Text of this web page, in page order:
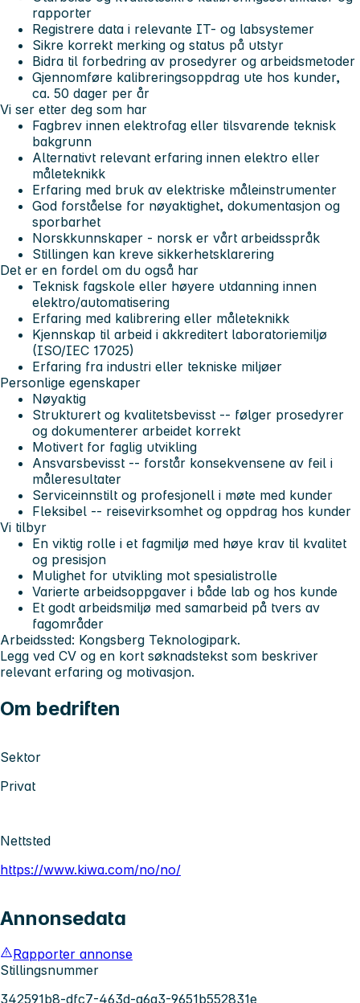
rapporter
Registrere data i relevante IT- og labsystemer
Sikre korrekt merking og status på utstyr
Bidra til forbedring av prosedyrer og arbeidsmetoder
Gjennomføre kalibreringsoppdrag ute hos kunder,
ca. 50 dager per år
Vi ser etter deg som har
Fagbrev innen elektrofag eller tilsvarende teknisk
bakgrunn
Alternativt relevant erfaring innen elektro eller
måleteknikk
Erfaring med bruk av elektriske måleinstrumenter
God forståelse for nøyaktighet, dokumentasjon og
sporbarhet
Norskkunnskaper - norsk er vårt arbeidsspråk
Stillingen kan kreve sikkerhetsklarering
Det er en fordel om du også har
Teknisk fagskole eller høyere utdanning innen
elektro/automatisering
Erfaring med kalibrering eller måleteknikk
Kjennskap til arbeid i akkreditert laboratoriemiljø
(ISO/IEC 17025)
Erfaring fra industri eller tekniske miljøer
Personlige egenskaper
Nøyaktig
Strukturert og kvalitetsbevisst -- følger prosedyrer
og dokumenterer arbeidet korrekt
Motivert for faglig utvikling
Ansvarsbevisst -- forstår konsekvensene av feil i
måleresultater
Serviceinnstilt og profesjonell i møte med kunder
Fleksibel -- reisevirksomhet og oppdrag hos kunder
Vi tilbyr
En viktig rolle i et fagmiljø med høye krav til kvalitet
og presisjon
Mulighet for utvikling mot spesialistrolle
Varierte arbeidsoppgaver i både lab og hos kunde
Et godt arbeidsmiljø med samarbeid på tvers av
fagområder
Arbeidssted: Kongsberg Teknologipark.
Legg ved CV og en kort søknadstekst som beskriver
relevant erfaring og motivasjon.
Om bedriften
Sektor
Privat
Nettsted
https://www.kiwa.com/no/no/
Annonsedata
Rapporter annonse
Stillingsnummer
342591b8-dfc7-463d-a6a3-9651b552831e